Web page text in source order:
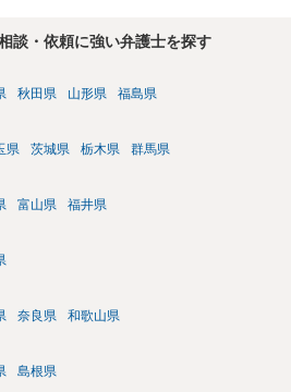
談・依頼に強い弁護士を探す
秋田県 山形県 福島県
県 茨城県 栃木県 群馬県
富山県 福井県
奈良県 和歌山県
島根県